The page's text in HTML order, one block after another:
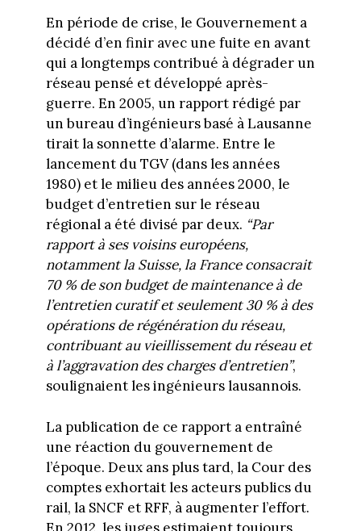
En période de crise, le Gouvernement a
décidé d’en finir avec une fuite en avant
qui a longtemps contribué à dégrader un
réseau pensé et développé après-
guerre. En 2005, un rapport rédigé par
un bureau d’ingénieurs basé à Lausanne
tirait la sonnette d’alarme. Entre le
lancement du TGV (dans les années
1980) et le milieu des années 2000, le
budget d’entretien sur le réseau
régional a été divisé par deux. “Par
rapport à ses voisins européens,
notamment la Suisse, la France consacrait
70 % de son budget de maintenance à de
l’entretien curatif et seulement 30 % à des
opérations de régénération du réseau,
contribuant au vieillissement du réseau et
à l’aggravation des charges d’entretien”,
soulignaient les ingénieurs lausannois.
La publication de ce rapport a entraîné
une réaction du gouvernement de
l’époque. Deux ans plus tard, la Cour des
comptes exhortait les acteurs publics du
rail, la SNCF et RFF, à augmenter l’effort.
En 2012, les juges estimaient toujours